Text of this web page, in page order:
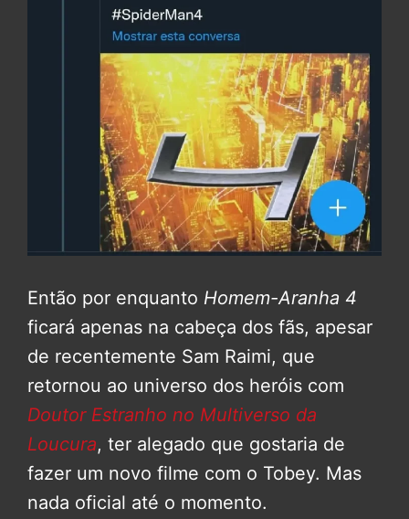
Então por enquanto Homem-Aranha 4
ficará apenas na cabeça dos fãs, apesar
de recentemente Sam Raimi, que
retornou ao universo dos heróis com
Doutor Estranho no Multiverso da
Loucura, ter alegado que gostaria de
fazer um novo filme com o Tobey. Mas
nada oficial até o momento.